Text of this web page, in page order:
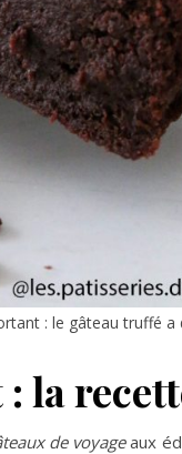
: le gâteau truffé a
la
de voyageaux